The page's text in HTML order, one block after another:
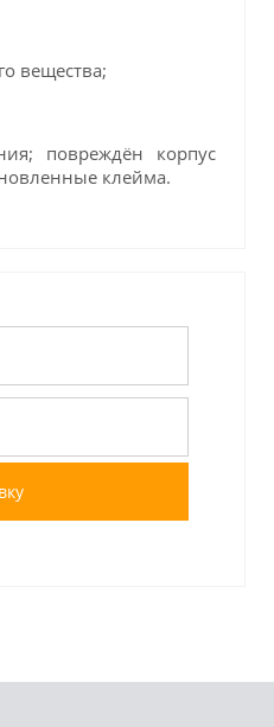
вещества;
повреждён корпус
клейма.